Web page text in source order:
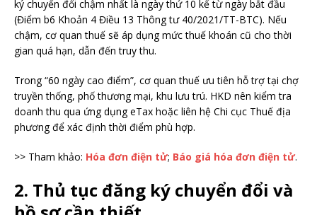
ký chuyển đổi chậm nhất là ngày thứ 10 kể từ ngày bắt đầu
(Điểm b6 Khoản 4 Điều 13 Thông tư 40/2021/TT-BTC). Nếu
chậm, cơ quan thuế sẽ áp dụng mức thuế khoán cũ cho thời
gian quá hạn, dẫn đến truy thu.
Trong “60 ngày cao điểm”, cơ quan thuế ưu tiên hỗ trợ tại chợ
truyền thống, phố thương mại, khu lưu trú. HKD nên kiểm tra
doanh thu qua ứng dụng eTax hoặc liên hệ Chi cục Thuế địa
phương để xác định thời điểm phù hợp.
>> Tham khảo: Hóa đơn điện tử; Báo giá hóa đơn điện tử.
2. Thủ tục đăng ký chuyển đổi và